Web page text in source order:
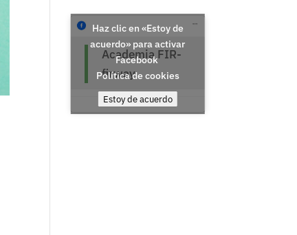
Academia FIR-
firway
Haz clic en «Estoy de
acuerdo» para activar
Facebook
Política de cookies
Estoy de acuerdo